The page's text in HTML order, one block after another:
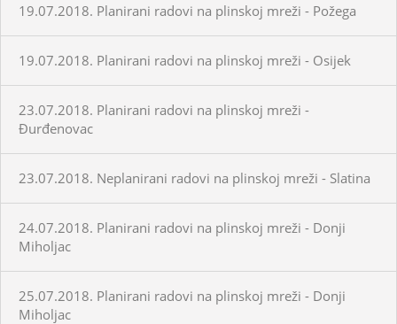
19.07.2018. Planirani radovi na plinskoj mreži - Požega
19.07.2018. Planirani radovi na plinskoj mreži - Osijek
23.07.2018. Planirani radovi na plinskoj mreži -
Đurđenovac
23.07.2018. Neplanirani radovi na plinskoj mreži - Slatina
24.07.2018. Planirani radovi na plinskoj mreži - Donji
Miholjac
25.07.2018. Planirani radovi na plinskoj mreži - Donji
Miholjac